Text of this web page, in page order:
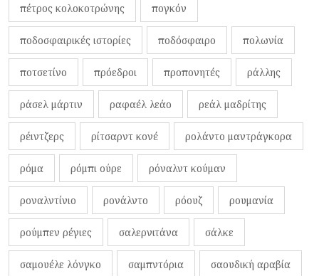
πέτρος κολοκοτρώνης πογκόν
ποδοσφαιρικές ιστορίες ποδόσφαιρο πολωνία
ποτσετίνο πρόεδροι προπονητές ράλλης
ράσελ μάρτιν ραφαέλ λεάο ρεάλ μαδρίτης
ρέιντζερς ρίτσαρντ κονέ ρολάντο μαντράγκορα
ρόμα ρόμπι ούρε ρόναλντ κούμαν
ροναλντίνιο ρονάλντο ρόουζ ρουμανία
ρούμπεν ρέγιες σαλερνιτάνα σάλκε
σαμουέλε λόνγκο σαμπντόρια σαουδική αραβία